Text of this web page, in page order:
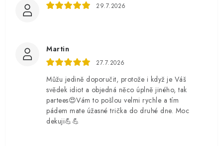
29.7.2026
Martin
27.7.2026
Můžu jedině doporučit, protože i když je Váš
svědek idiot a objedná něco úplně jiného, tak
partees😍Vám to pošlou velmi rychle a tím
pádem mate úžasné trička do druhé dne. Moc
dekuji💪💪